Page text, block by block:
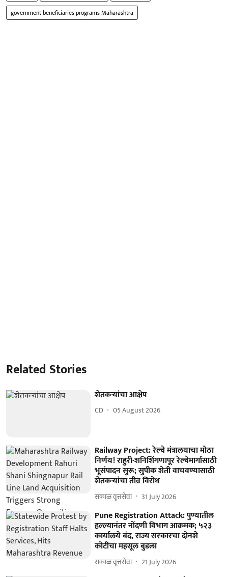
government beneficiaries programs Maharashtra
Related Stories
शेतकऱ्यांचा आक्षेप
CD 05 August 2026
Railway Project: रेल्वे मंत्रालयाचा मोठा
निर्णय! राहुरी-शनिशिंगणापूर रेल्वेमार्गासाठी
भूसंपादन सुरू; सुपीक शेती वाचवण्यासाठी
शेतकऱ्यांचा तीव्र विरोध
सकाळ वृत्तसेवा 31 July 2026
Pune Registration Attack: पुण्यातील
हल्ल्यानंतर नोंदणी विभाग आक्रमक; ५२३
कार्यालये बंद, राज्य सरकारचा दोनशे
कोटींचा महसूल बुडला
सकाळ वृत्तसेवा 21 July 2026